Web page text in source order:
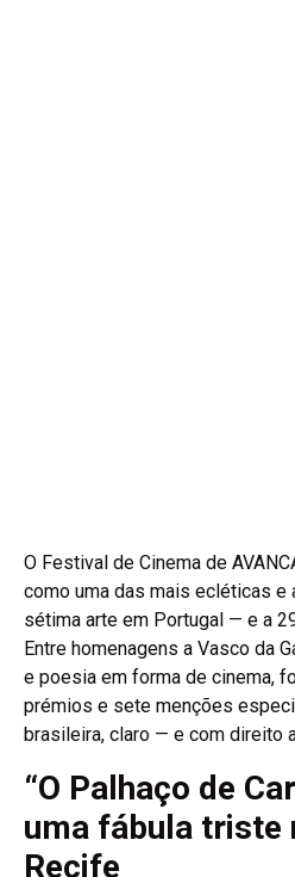
O Festival de Cinema de
como uma das mais ecléticas e
sétima arte em Portugal — e a
Entre homenagens a Vasco da
e poesia em forma de cinema,
prémios e sete menções
brasileira, claro — e com direito
“O Palhaço de
uma fábula triste
Recife